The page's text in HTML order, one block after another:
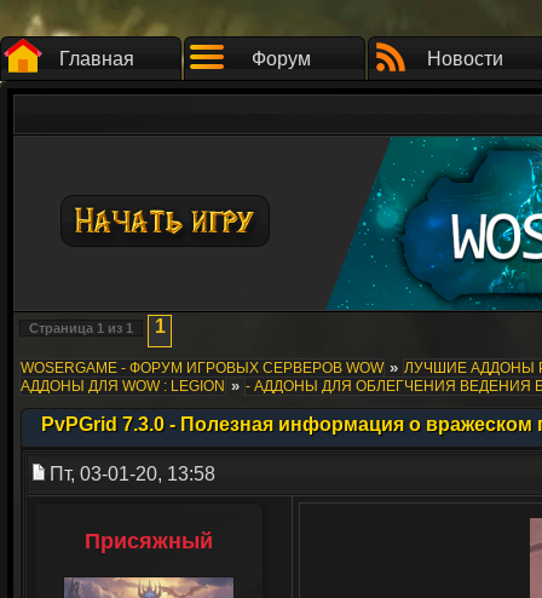
Главная Форум Новости
Страница 1 из 1 1
WOSERGAME - ФОРУМ ИГРОВЫХ СЕРВЕРОВ WOW » ЛУЧШИЕ АДДОНЫ
АДДОНЫ ДЛЯ WOW : LEGION » - АДДОНЫ ДЛЯ ОБЛЕГЧЕНИЯ ВЕДЕНИЯ
PvPGrid 7.3.0 - Полезная информация о вражеском
Пт, 03-01-20, 13:58
Присяжный